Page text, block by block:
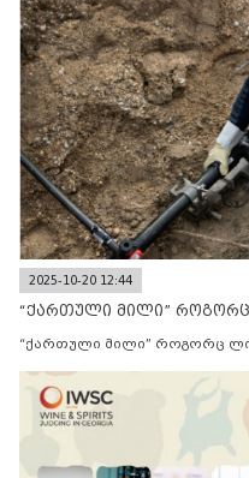
2025-10-20 12:44
“ქართული მილი”
“ქართული მილი” როგორც